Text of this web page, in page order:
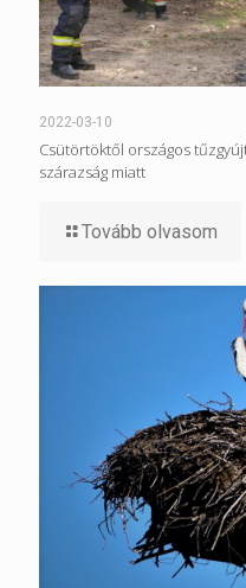
2022-03-10
Csütörtöktől országos
szárazság miatt
Tovább olvasom